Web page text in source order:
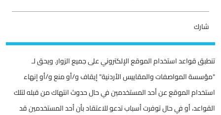
شارك
تنطبق قواعد استخدام الموقع الإلكتروني على جميع الزوار. ويحق لـ
"مؤسسة المواصفات والمقاييس الأردنية" إيقاف و/أو منع و/أو إنهاء
استخدام الموقع عن أحد المستخدمين في حال حدوث انتهاك من قبله لتلك
القواعد، أو في حال توفرت أسباب تدعو للاعتقاد بأن أحد المستخدمين قد